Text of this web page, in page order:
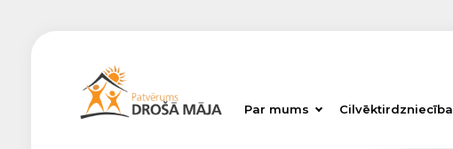
Par mums Cilvēktirdzniecība